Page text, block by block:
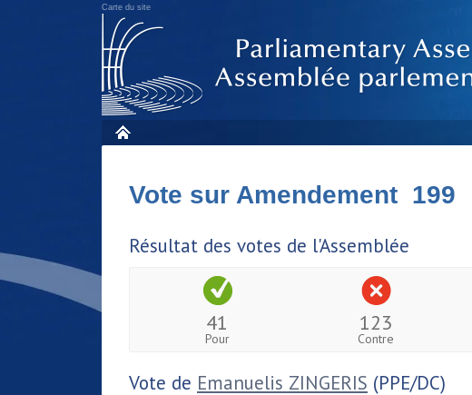
Carte du site
Vote sur Amendement 199
Résultat des votes de l'Assemblée
41
Pour
123
Contre
Vote de Emanuelis ZINGERIS (PPE/DC)